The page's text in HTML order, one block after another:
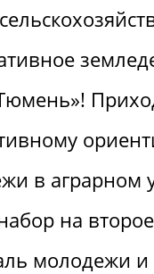
в аграрном
на
молодежи